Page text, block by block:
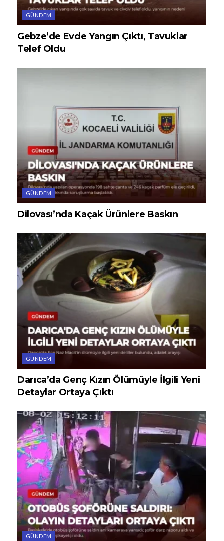
GÜNDEM
Gebze’de Evde Yangın Çıktı, Tavuklar
Telef Oldu
GÜNDEM
Dilovası’nda Kaçak Ürünlere Baskın
GÜNDEM
Darıca’da Genç Kızın Ölümüyle İlgili Yeni
Detaylar Ortaya Çıktı
GÜNDEM